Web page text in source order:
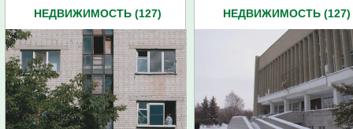
НЕДВИЖИМОСТЬ (127) НЕДВИЖИМОСТЬ (127)